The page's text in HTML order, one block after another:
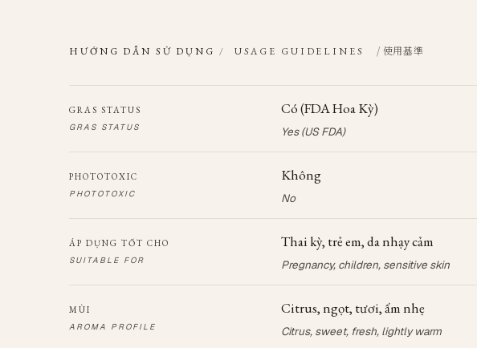
HƯỚNG DẪN SỬ DỤNG / USAGE GUIDELINES / 使用基準
GRAS STATUS
GRAS STATUS
Có (FDA Hoa Kỳ)
Yes (US FDA)
PHOTOTOXIC
PHOTOTOXIC
Không
No
ÁP DỤNG TỐT CHO
SUITABLE FOR
Thai kỳ, trẻ em, da nhạy cảm
Pregnancy, children, sensitive skin
MÙI
AROMA PROFILE
Citrus, ngọt, tươi, ấm nhẹ
Citrus, sweet, fresh, lightly warm